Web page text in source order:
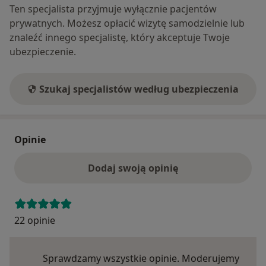
Ten specjalista przyjmuje wyłącznie pacjentów
prywatnych. Możesz opłacić wizytę samodzielnie lub
znaleźć innego specjalistę, który akceptuje Twoje
ubezpieczenie.
Szukaj specjalistów według ubezpieczenia
Opinie
Dodaj swoją opinię
22 opinie
Sprawdzamy wszystkie opinie. Moderujemy